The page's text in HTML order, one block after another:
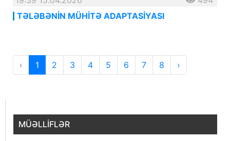
TƏLƏBƏNİN MÜHİTƏ ADAPTASİYASI
‹ 1 2 3 4 5 6 7 8 ›
MÜƏLLİFLƏR